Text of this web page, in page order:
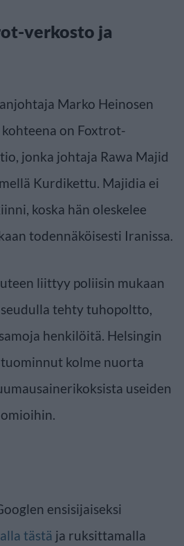
verkosto ja
Marko Heinosen
on Foxtrot-
jonka johtaja Rawa Majid
Kurdikettu. Majidia ei
koska hän oleskelee
todennäköisesti Iranissa.
liittyy poliisin mukaan
tehty tuhopoltto,
henkilöitä. Helsingin
kolme nuorta
useiden
ensisijaiseksi
tästä ja ruksittamalla